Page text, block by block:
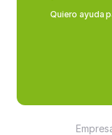
Quiero ayuda